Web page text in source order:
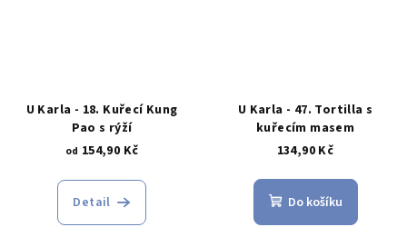
U Karla - 18. Kuřecí Kung
Pao s rýží
od 154,90 Kč
Detail
U Karla - 47. Tortilla s
kuřecím masem
134,90 Kč
Do košíku